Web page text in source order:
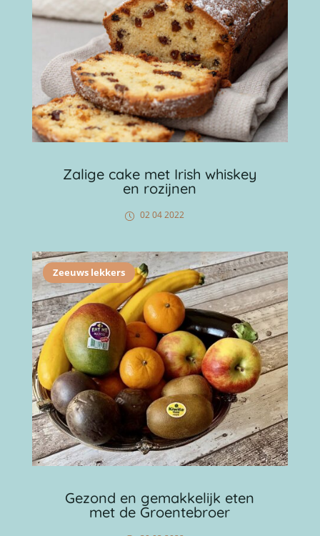
Zalige cake met Irish whiskey
en rozijnen
02 04 2022
Zeeuws lekkers
Gezond en gemakkelijk eten
met de Groentebroer